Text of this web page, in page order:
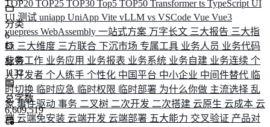
TOP20 TOP25 TOP30 Top5 TOP50 Transformerts TypeScript UI
UI 测试 uniapp UniApp Vite vLLM vs VSCode Vue Vue3
vuepress WebAssembly 一站式方案 万字长文 三大报告 三大指
标 三大维度 三方联合 下沉市场 专属工具 业务人员 业务代码
业务工作 业务应用 业务报表 业务系统 业务自建 业务连续 个
人开发者 个人练手 个性化 中国平台 中小企业 中间件替代 临
时切换 临时应急 临时权限 临时部署 为什么你做 主流选择 乱
象 事件驱动 事务 二叉树 二次开发 二次搭建 云原生 云成本 云
端 云端免安装 云端开发 云端部署 五大能力 交叉验证 产品对
分类
6
标签
1132
总字数
6,609,519